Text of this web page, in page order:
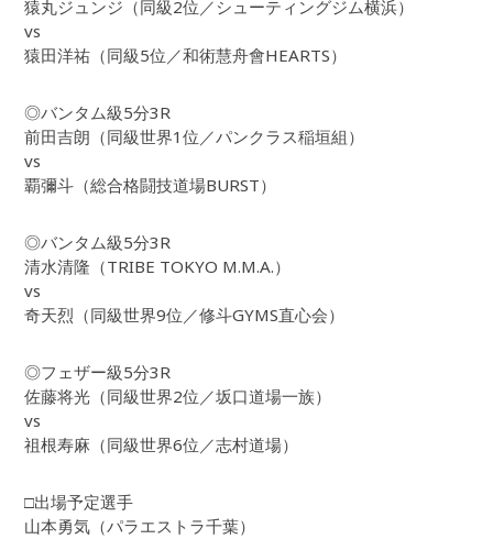
猿丸ジュンジ（同級2位／シューティングジム横浜）
vs
猿田洋祐（同級5位／和術慧舟會HEARTS）
◎バンタム級5分3R
前田吉朗（同級世界1位／パンクラス稲垣組）
vs
覇彌斗（総合格闘技道場BURST）
◎バンタム級5分3R
清水清隆（TRIBE TOKYO M.M.A.）
vs
奇天烈（同級世界9位／修斗GYMS直心会）
◎フェザー級5分3R
佐藤将光（同級世界2位／坂口道場一族）
vs
祖根寿麻（同級世界6位／志村道場）
□出場予定選手
山本勇気（パラエストラ千葉）